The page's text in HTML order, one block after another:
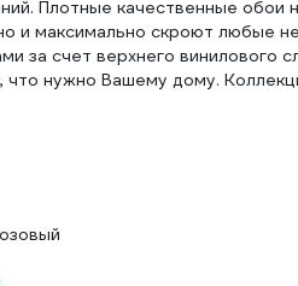
Плотные качественные обои
и максимально скроют любые
за счет верхнего винилового
нужно Вашему дому.